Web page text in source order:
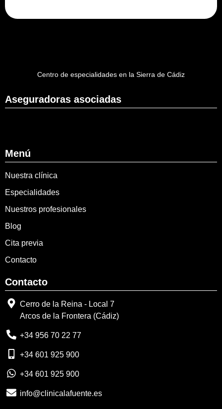
Centro de especialidades en la Sierra de Cádiz
Aseguradoras asociadas
Menú
Nuestra clínica
Especialidades
Nuestros profesionales
Blog
Cita previa
Contacto
Contacto
Cerro de la Reina - Local 7
Arcos de la Frontera (Cádiz)
+34 956 70 22 77
+34 601 925 900
+34 601 925 900
info@clinicalafuente.es